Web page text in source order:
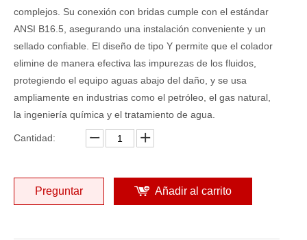
complejos. Su conexión con bridas cumple con el estándar
ANSI B16.5, asegurando una instalación conveniente y un
sellado confiable. El diseño de tipo Y permite que el colador
elimine de manera efectiva las impurezas de los fluidos,
protegiendo el equipo aguas abajo del daño, y se usa
ampliamente en industrias como el petróleo, el gas natural,
la ingeniería química y el tratamiento de agua.
Cantidad:
Preguntar Añadir al carrito